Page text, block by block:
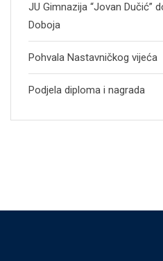
JU Gimnazija “Jovan Dučić”
Doboja
Pohvala Nastavničkog vijeća
Podjela diploma i nagrada